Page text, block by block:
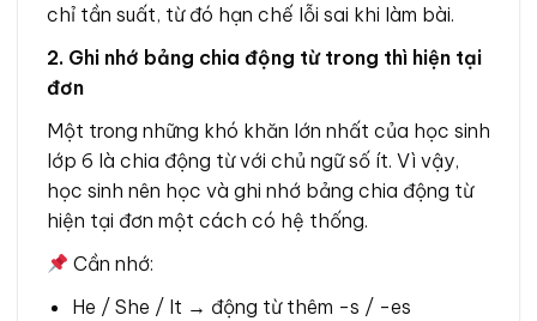
chỉ tần suất, từ đó hạn chế lỗi sai khi làm bài.
2. Ghi nhớ bảng chia động từ trong thì hiện tại
đơn
Một trong những khó khăn lớn nhất của học sinh
lớp 6 là chia động từ với chủ ngữ số ít. Vì vậy,
học sinh nên học và ghi nhớ bảng chia động từ
hiện tại đơn một cách có hệ thống.
Cần nhớ:
He / She / It → động từ thêm -s / -es